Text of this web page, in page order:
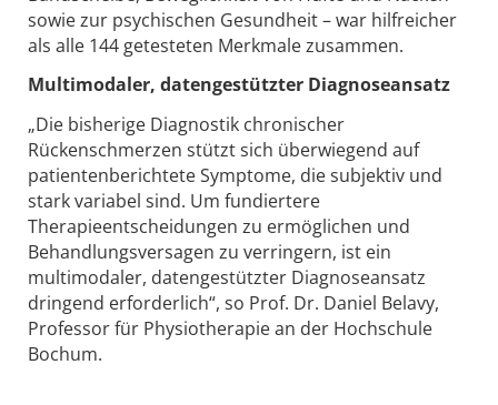
sowie zur psychischen Gesundheit – war hilfreicher
als alle 144 getesteten Merkmale zusammen.
Multimodaler, datengestützter Diagnoseansatz
„Die bisherige Diagnostik chronischer
Rückenschmerzen stützt sich überwiegend auf
patientenberichtete Symptome, die subjektiv und
stark variabel sind. Um fundiertere
Therapieentscheidungen zu ermöglichen und
Behandlungsversagen zu verringern, ist ein
multimodaler, datengestützter Diagnoseansatz
dringend erforderlich“, so Prof. Dr. Daniel Belavy,
Professor für Physiotherapie an der Hochschule
Bochum.